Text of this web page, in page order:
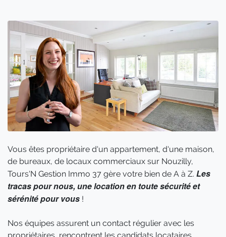
Vous êtes propriétaire d'un appartement, d'une maison,
de bureaux, de locaux commerciaux sur Nouzilly,
Tours'N Gestion Immo 37 gère votre bien de A à Z. Les
tracas pour nous, une location en toute sécurité et
sérénité pour vous !
Nos équipes assurent un contact régulier avec les